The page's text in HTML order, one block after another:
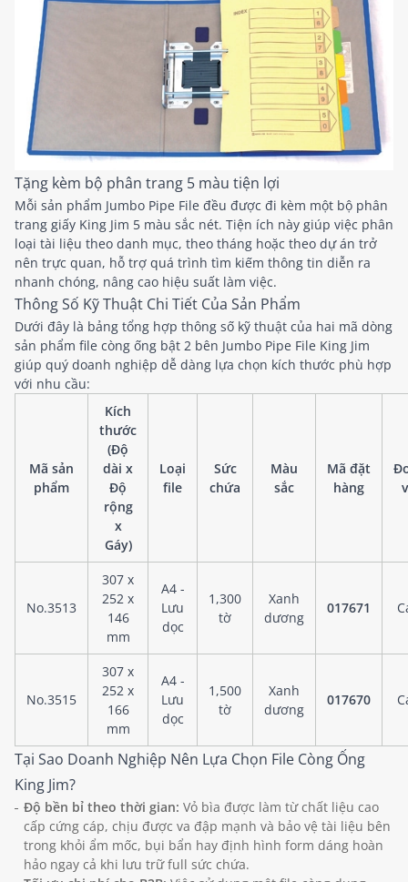
Tặng kèm bộ phân trang 5 màu tiện lợi
Mỗi sản phẩm Jumbo Pipe File đều được đi kèm một bộ phân
trang giấy King Jim 5 màu sắc nét. Tiện ích này giúp việc phân
loại tài liệu theo danh mục, theo tháng hoặc theo dự án trở
nên trực quan, hỗ trợ quá trình tìm kiếm thông tin diễn ra
nhanh chóng, nâng cao hiệu suất làm việc.
Thông Số Kỹ Thuật Chi Tiết Của Sản Phẩm
Dưới đây là bảng tổng hợp thông số kỹ thuật của hai mã dòng
sản phẩm file còng ống bật 2 bên Jumbo Pipe File King Jim
giúp quý doanh nghiệp dễ dàng lựa chọn kích thước phù hợp
với nhu cầu:
Mã sản
phẩm
Kích
thước
(Độ
dài x
Độ
rộng
x
Gáy)
Loại
file
Sức
chứa
Màu
sắc
Mã đặt
hàng
No.3513
307 x
252 x
146
mm
A4 -
Lưu
dọc
1,300
tờ
Xanh
dương
017671
No.3515
307 x
252 x
166
mm
A4 -
Lưu
dọc
1,500
tờ
Xanh
dương
017670
Tại Sao Doanh Nghiệp Nên Lựa Chọn File Còng Ống
King Jim?
Độ bền bỉ theo thời gian: Vỏ bìa được làm từ chất liệu cao
cấp cứng cáp, chịu được va đập mạnh và bảo vệ tài liệu bên
trong khỏi ẩm mốc, bụi bẩn hay định hình form dáng hoàn
hảo ngay cả khi lưu trữ full sức chứa.